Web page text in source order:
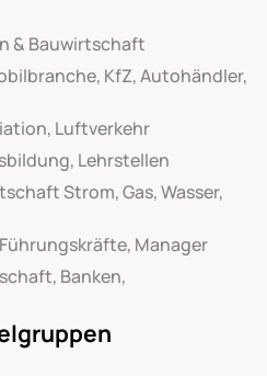
& Bauwirtschaft
KfZ, Autohändler,
Luftverkehr
Lehrstellen
Strom, Gas, Wasser,
Manager
Banken,